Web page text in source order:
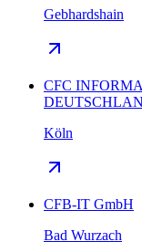
Gebhardshain
CFC
Köln
CFB-IT GmbH
Bad Wurzach